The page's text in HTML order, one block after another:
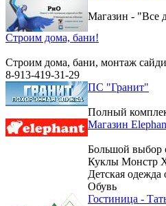
Магазин - "Все
Строим дома, бани!
Строим дома, бани, монтаж
8-913-419-31-29
ПС "Гранит"
Полный
Магазин
Большой выбор
Куклы Монстр
Детская одежда
Обувь
Гостиница -